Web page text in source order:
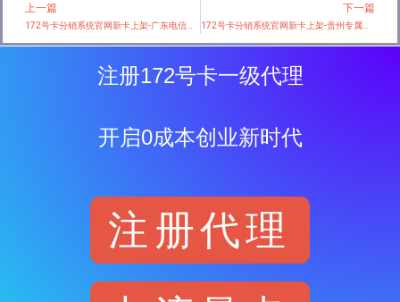
Prev
上一篇 下一篇
172号卡分销系统官网新卡上架-贵州专属联通卡【29元160G+100分钟+会员】
注册172号卡一级代理
开启0成本创业新时代
注册代理